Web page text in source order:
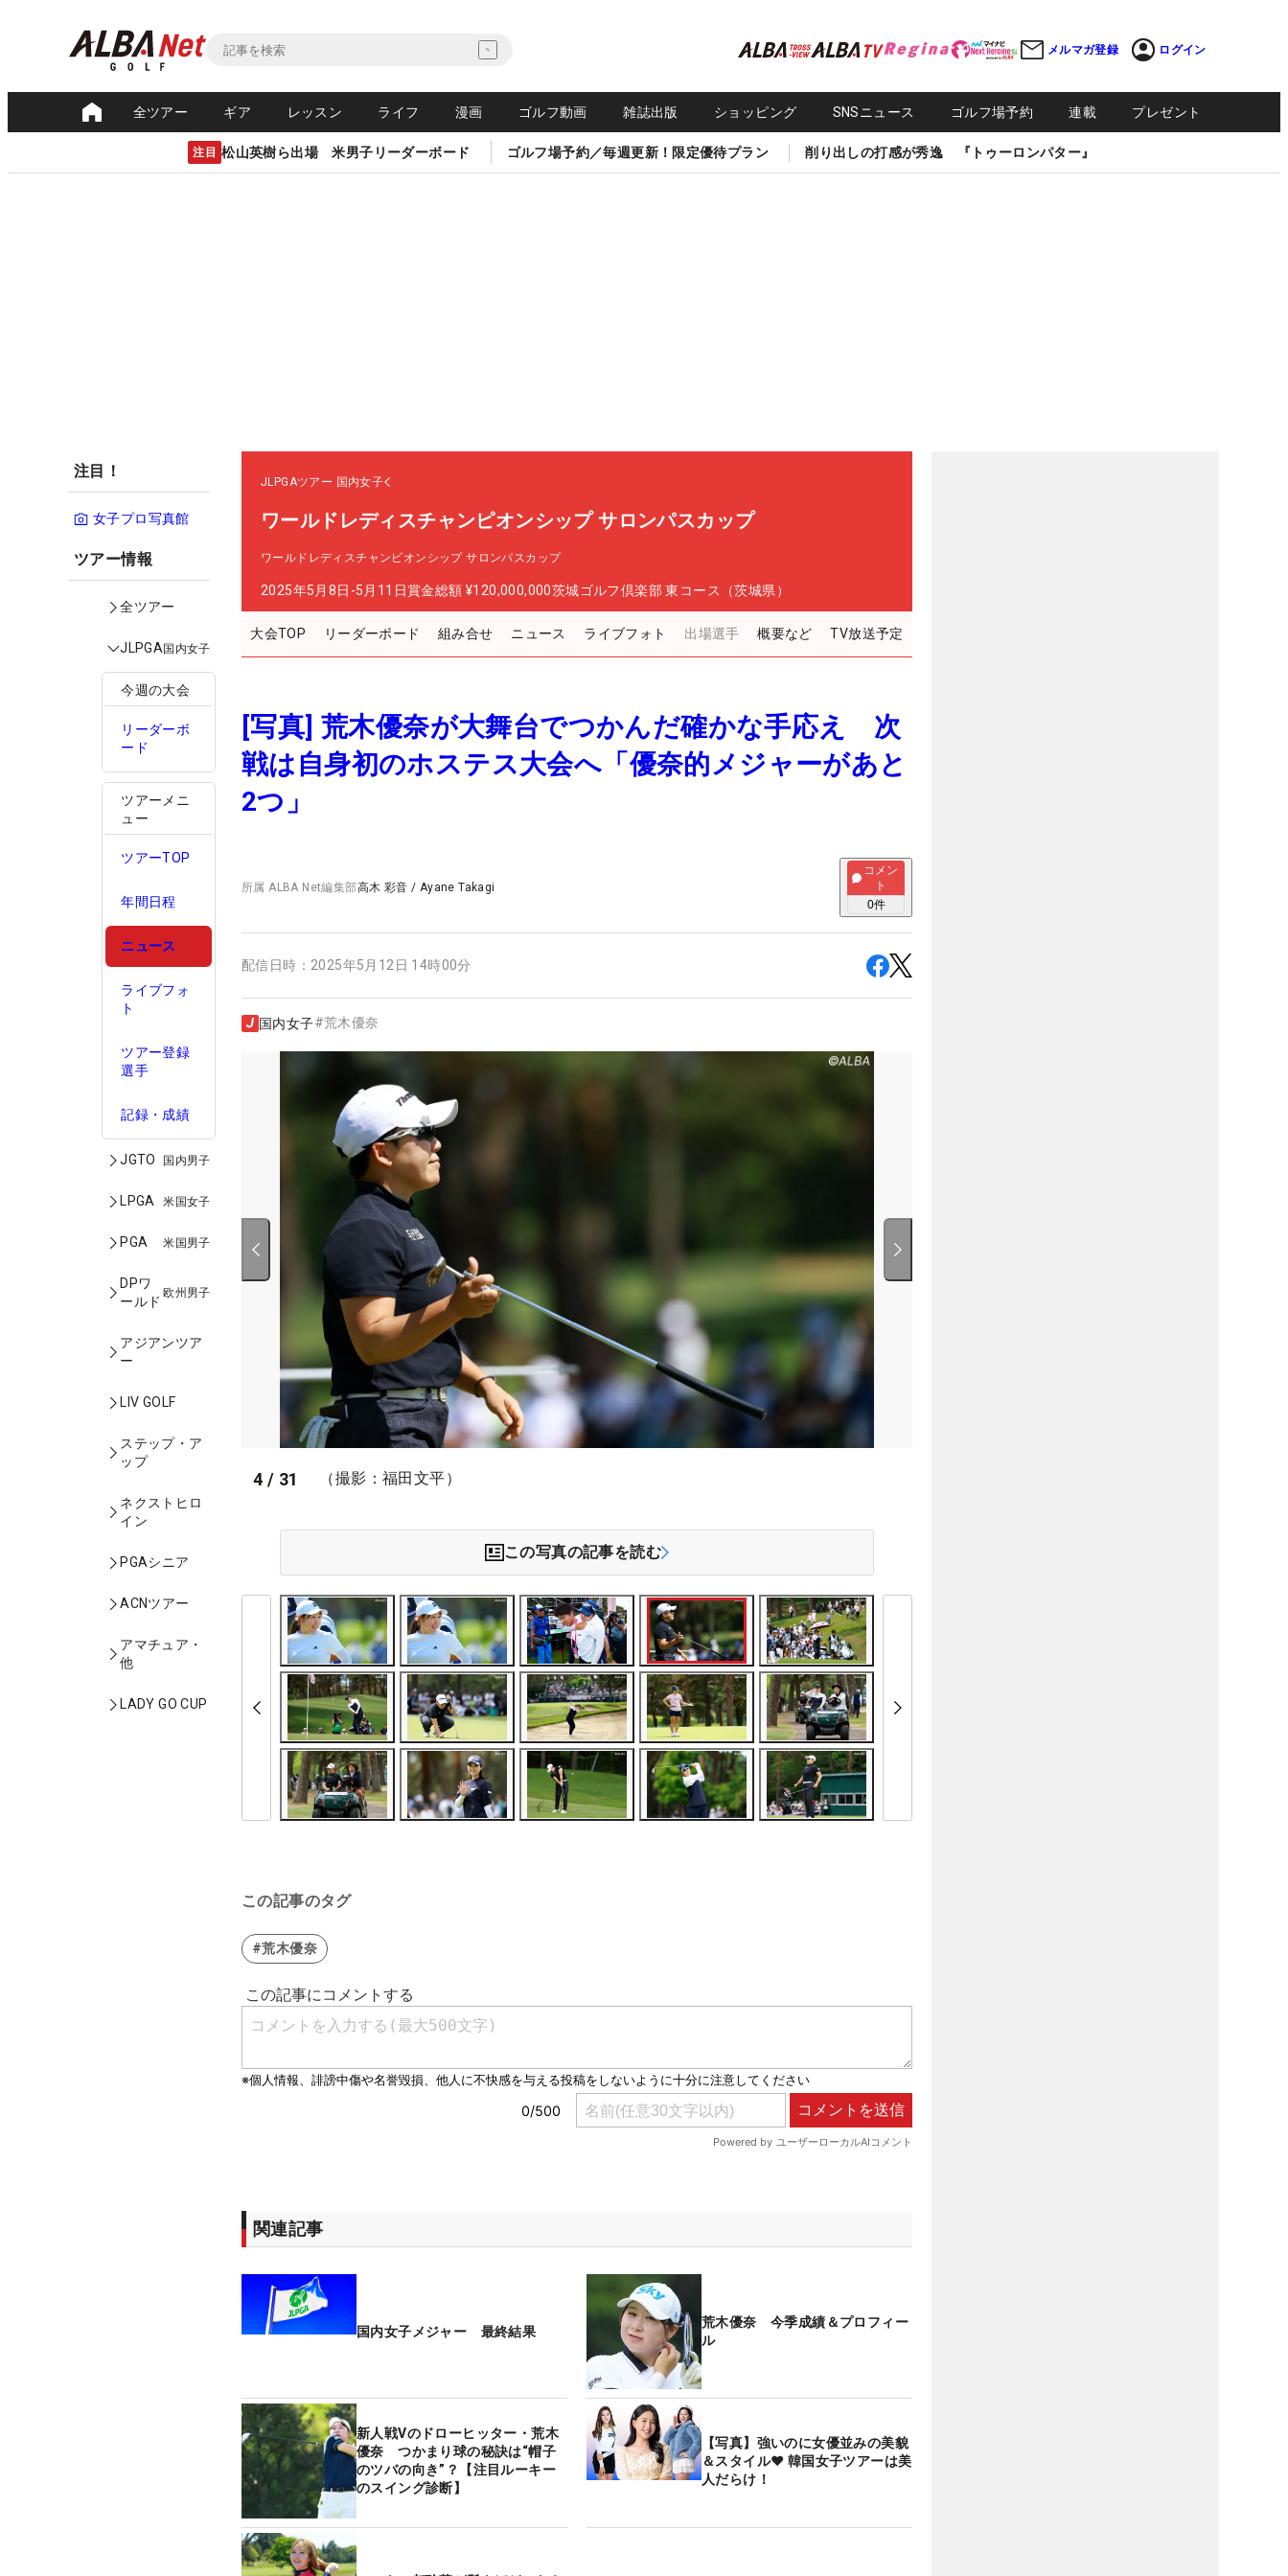
メルマガ登録 ログイン
全ツアー ギア レッスン ライフ 漫画 ゴルフ動画 雑誌出版 ショッピング SNSニュース ゴルフ場予約 連載 プレゼント
注目 松山英樹ら出場 米男子リーダーボード ゴルフ場予約／毎週更新！限定優待プラン 削り出しの打感が秀逸 『トゥーロンパター』
注目！
女子プロ写真館
ツアー情報
全ツアー
JLPGA国内女子
今週の大会
リーダーボ
ード
ツアーメニ
ュー
ツアーTOP
年間日程
ニュース
ライブフォ
ト
ツアー登録
選手
記録・成績
JGTO 国内男子
LPGA 米国女子
PGA 米国男子
DPワ
ールド
欧州男子
アジアンツア
ー
LIV GOLF
ステップ・ア
ップ
ネクストヒロ
イン
PGAシニア
ACNツアー
アマチュア・
他
LADY GO CUP
JLPGAツアー 国内女子
ワールドレディスチャンピオンシップ サロンパスカップ
ワールドレディスチャンピオンシップ サロンパスカップ
2025年5月8日-5月11日賞金総額 ¥120,000,000茨城ゴルフ倶楽部 東コース（茨城県）
大会TOP リーダーボード 組み合せ ニュース ライブフォト 出場選手 概要など TV放送予定
[写真] 荒木優奈が大舞台でつかんだ確かな手応え 次
戦は自身初のホステス大会へ「優奈的メジャーがあと
2つ」
所属ALBA Net編集部高木 彩音 / Ayane Takagi
コメン
ト
0件
配信日時： 2025年5月12日 14時00分
国内女子#荒木優奈
4 / 31 （撮影：福田文平）
この写真の記事を読む
この記事のタグ
#荒木優奈
関連記事
国内女子メジャー 最終結果
荒木優奈 今季成績＆プロフィー
ル
新人戦Vのドローヒッター・荒木
優奈 つかまり球の秘訣は“帽子
のツバの向き”？【注目ルーキー
のスイング診断】
【写真】強いのに女優並みの美貌
＆スタイル♥ 韓国女子ツアーは美
人だらけ！